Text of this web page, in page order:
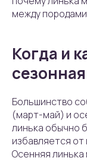
между
Когда и
Большинство
(март-май) и
линька обычно
избавляется от
Осенняя